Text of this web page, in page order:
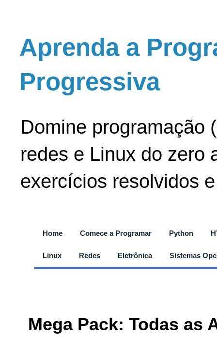
Aprenda a
Progressiva
Domine programação
redes e Linux do zero
exercícios resolvidos
Home Comece a Programar Python
Linux Redes Eletrônica Sistemas
Mega Pack: Todas as